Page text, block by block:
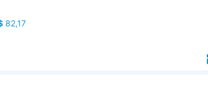
82,17